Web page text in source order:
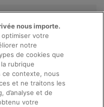
Afficher les offres
rendez-vous
nous importe.
votre
notre
de cookies que
rubrique
ce contexte, nous
et ne traitons les
d’analyse et de
votre